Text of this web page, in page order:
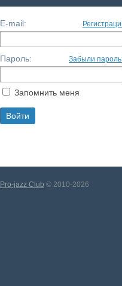
E-mail:
Пароль: Забыли
Запомнить меня
Pro-jazz Club © 2010-2026